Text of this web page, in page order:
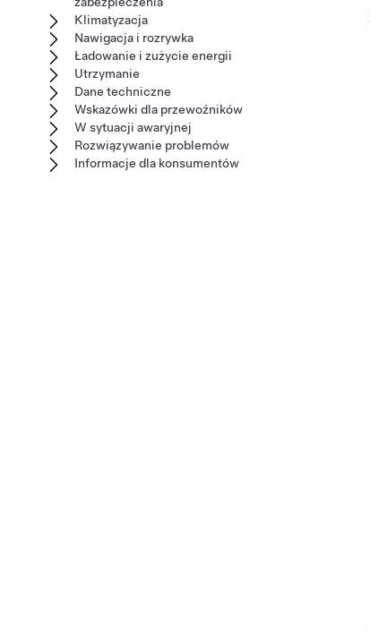
Klimatyzacja
Nawigacja i rozrywka
Ładowanie i zużycie energii
Utrzymanie
Dane techniczne
Wskazówki dla przewoźników
W sytuacji awaryjnej
Rozwiązywanie problemów
Informacje dla konsumentów